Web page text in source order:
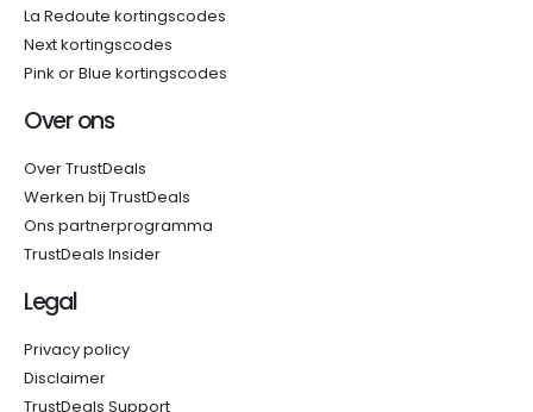
La Redoute kortingscodes
Next kortingscodes
Pink or Blue kortingscodes
Over ons
Over TrustDeals
Werken bij TrustDeals
Ons partnerprogramma
TrustDeals Insider
Legal
Privacy policy
Disclaimer
TrustDeals Support